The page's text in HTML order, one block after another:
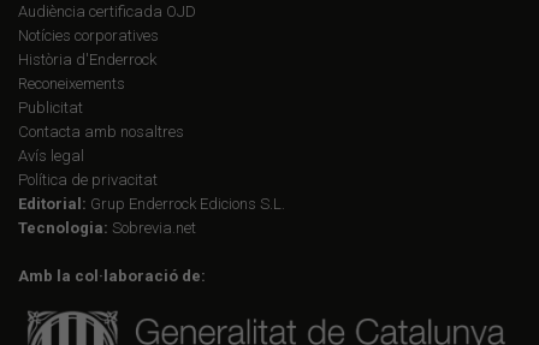
Audiència certificada OJD
Notícies corporatives
Història d'Enderrock
Reconeixements
Publicitat
Contacta amb nosaltres
Avís legal
Política de privacitat
Editorial: Grup Enderrock Edicions S.L.
Tecnologia: Sobrevia.net
Amb la col·laboració de: